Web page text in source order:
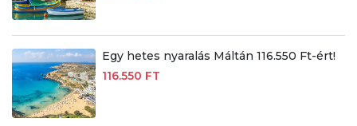
Egy hetes nyaralás Máltán 116.550 Ft-ért!
116.550 FT